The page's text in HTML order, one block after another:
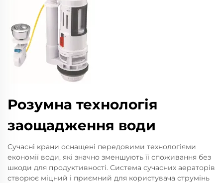
Розумна технологія
заощадження води
Сучасні крани оснащені передовими технологіями
економії води, які значно зменшують її споживання без
шкоди для продуктивності. Система сучасних аераторів
створює міцний і приємний для користувача струмінь